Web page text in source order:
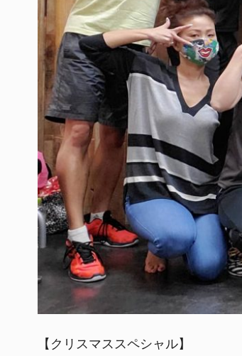
【クリスマススペシャル】